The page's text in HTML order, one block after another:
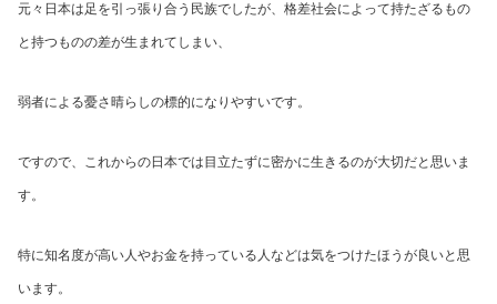
元々日本は足を引っ張り合う民族でしたが、格差社会によって持たざるもの
と持つものの差が生まれてしまい、
弱者による憂さ晴らしの標的になりやすいです。
ですので、これからの日本では目立たずに密かに生きるのが大切だと思いま
す。
特に知名度が高い人やお金を持っている人などは気をつけたほうが良いと思
います。